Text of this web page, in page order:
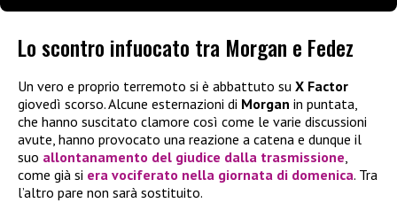
Lo scontro infuocato tra Morgan e Fedez
Un vero e proprio terremoto si è abbattuto su X Factor
giovedì scorso. Alcune esternazioni di Morgan in puntata,
che hanno suscitato clamore così come le varie discussioni
avute, hanno provocato una reazione a catena e dunque il
suo allontanamento del giudice dalla trasmissione,
come già si era vociferato nella giornata di domenica. Tra
l’altro pare non sarà sostituito.